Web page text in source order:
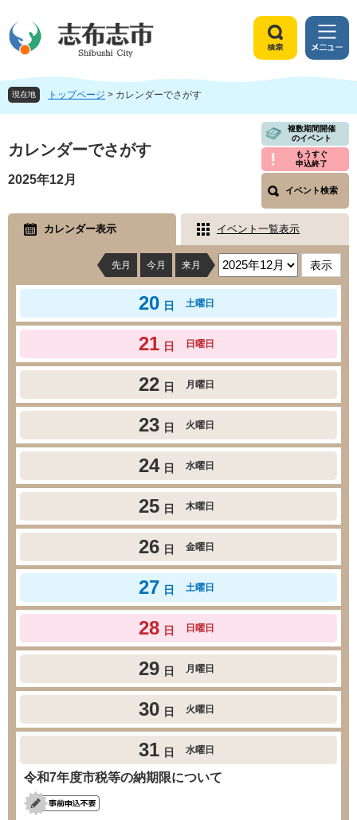
ジ
頭
ュ
飛
本
文
索
メ
ニ
ュ
現在地 トップページ > カレンダーでさがす
文
カレンダーでさがす
複数期間開催
のイベント
もうすぐ
申込終了
イベント検索
2025年12月
カレンダー表示 イベント一覧表示
先月 今月 来月
20 日 土曜日
21 日 日曜日
22 日 月曜日
23 日 火曜日
24 日 水曜日
25 日 木曜日
26 日 金曜日
27 日 土曜日
28 日 日曜日
29 日 月曜日
30 日 火曜日
31 日 水曜日
令和7年度市税等の納期限について